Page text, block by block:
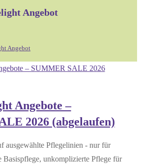
the
to
search
panel.
Angebot
Angebot
Angebote –
2026 (abgelaufen)
ausgewählte Pflegelinien - nur für
Basispflege, unkomplizierte Pflege für